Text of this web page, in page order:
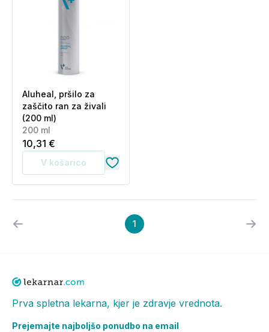
Aluheal, pršilo za
zaščito ran za živali
(200 ml)
200 ml
10,31 €
V košarico
1
Prva spletna lekarna, kjer je zdravje vrednota.
Prejemajte najboljšo ponudbo na email